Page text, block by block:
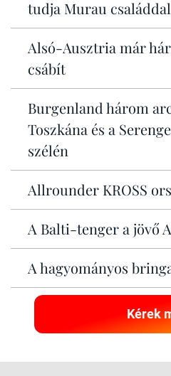
tudja Murau
Alsó-Ausztria már
csábít
Burgenland három
Toszkána és a
szélén
Allrounder KROSS
A Balti-tenger a jövő
A hagyományos
Kérek